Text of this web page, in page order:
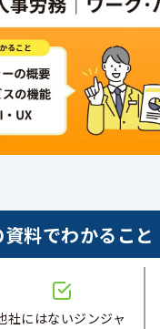
資料でわかること
社にはないジンジャ